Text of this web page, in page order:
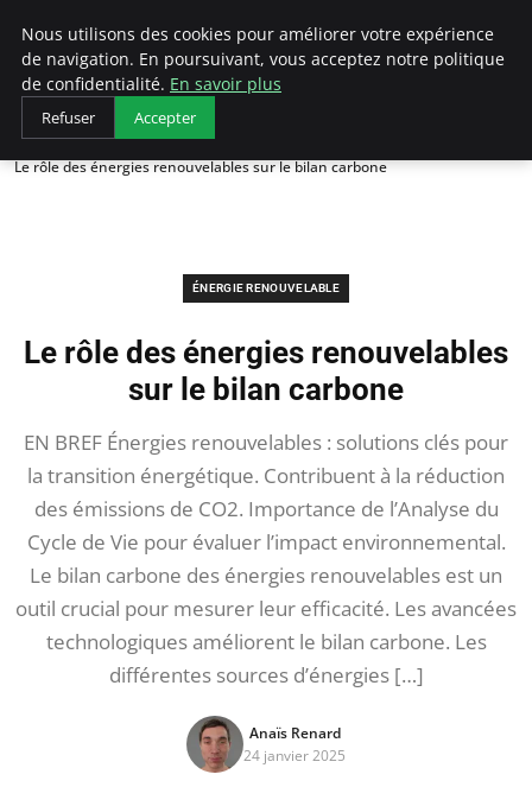
Arcticclimateemergency
Accueil
Énergie renouvelable
Le rôle des énergies renouvelables sur le bilan carbone
ÉNERGIE RENOUVELABLE
Le rôle des énergies renouvelables
sur le bilan carbone
EN BREF Énergies renouvelables : solutions clés pour
la transition énergétique. Contribuent à la réduction
des émissions de CO2. Importance de l’Analyse du
Cycle de Vie pour évaluer l’impact environnemental.
Le bilan carbone des énergies renouvelables est un
outil crucial pour mesurer leur efficacité. Les avancées
technologiques améliorent le bilan carbone. Les
différentes sources d’énergies […]
Anaïs Renard
24 janvier 2025
Nous utilisons des cookies pour améliorer votre expérience
de navigation. En poursuivant, vous acceptez notre politique
de confidentialité. En savoir plus
Refuser Accepter